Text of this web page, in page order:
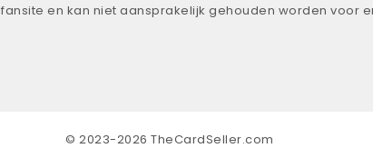
fansite en kan niet aansprakelijk gehouden worden voor
© 2023-2026 TheCardSeller.com